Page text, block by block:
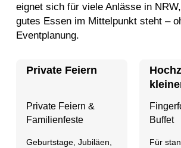
eignet sich für viele Anlässe in
gutes Essen im Mittelpunkt steht –
Eventplanung.
Private Feiern
Private Feiern &
Familienfeste
Geburtstage, Jubiläen,
Buffet
Für